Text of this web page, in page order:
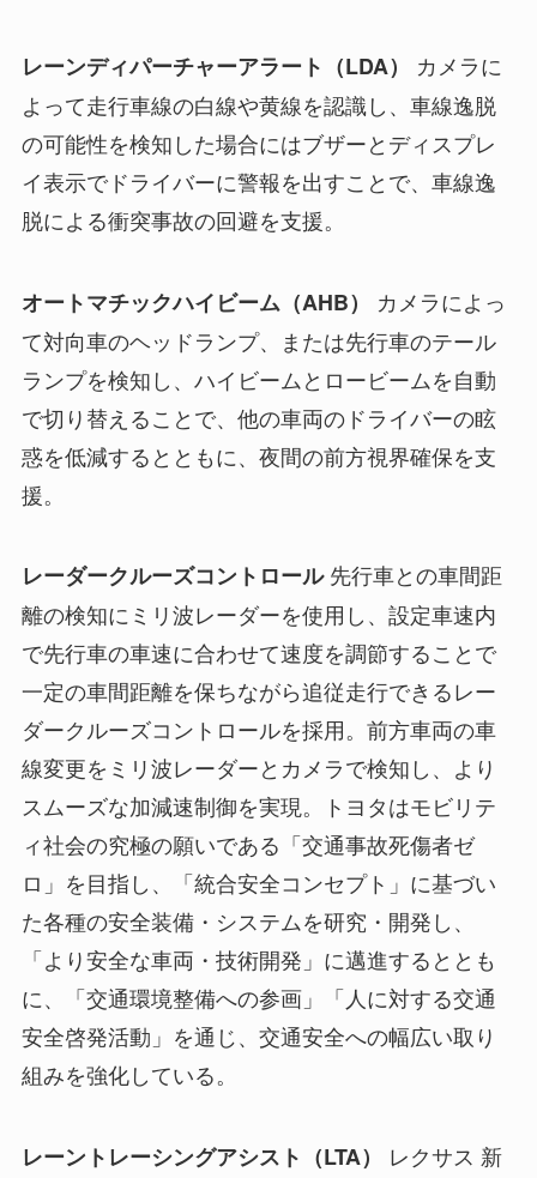
レーンディパーチャーアラート（LDA） カメラに
よって走行車線の白線や黄線を認識し、車線逸脱
の可能性を検知した場合にはブザーとディスプレ
イ表示でドライバーに警報を出すことで、車線逸
脱による衝突事故の回避を支援。
オートマチックハイビーム（AHB） カメラによっ
て対向車のヘッドランプ、または先行車のテール
ランプを検知し、ハイビームとロービームを自動
で切り替えることで、他の車両のドライバーの眩
惑を低減するとともに、夜間の前方視界確保を支
援。
レーダークルーズコントロール先行車との車間距
離の検知にミリ波レーダーを使用し、設定車速内
で先行車の車速に合わせて速度を調節することで
一定の車間距離を保ちながら追従走行できるレー
ダークルーズコントロールを採用。前方車両の車
線変更をミリ波レーダーとカメラで検知し、より
スムーズな加減速制御を実現。トヨタはモビリテ
ィ社会の究極の願いである「交通事故死傷者ゼ
ロ」を目指し、「統合安全コンセプト」に基づい
た各種の安全装備・システムを研究・開発し、
「より安全な車両・技術開発」に邁進するととも
に、「交通環境整備への参画」「人に対する交通
安全啓発活動」を通じ、交通安全への幅広い取り
組みを強化している。
レーントレーシングアシスト（LTA） レクサス 新